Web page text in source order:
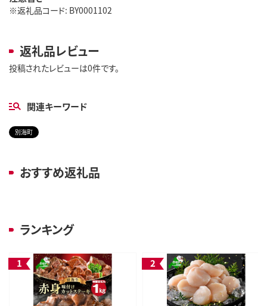
※返礼品コード: BY0001102
返礼品レビュー
投稿されたレビューは0件です。
関連キーワード
別海町
おすすめ返礼品
ランキング